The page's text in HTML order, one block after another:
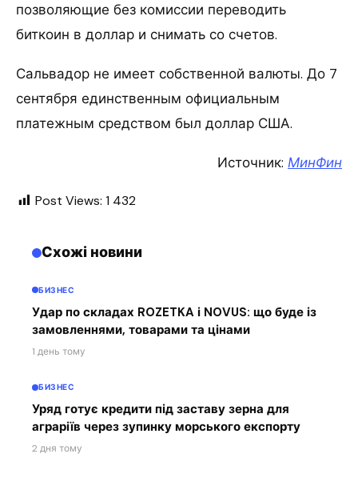
позволяющие без комиссии переводить
биткоин в доллар и снимать со счетов.
Сальвадор не имеет собственной валюты. До 7
сентября единственным официальным
платежным средством был доллар США.
Источник: МинФин
Post Views: 1 432
Схожі новини
БИЗНЕС
Удар по складах ROZETKA і NOVUS: що буде із
замовленнями, товарами та цінами
1 день тому
БИЗНЕС
Уряд готує кредити під заставу зерна для
аграріїв через зупинку морського експорту
2 дня тому